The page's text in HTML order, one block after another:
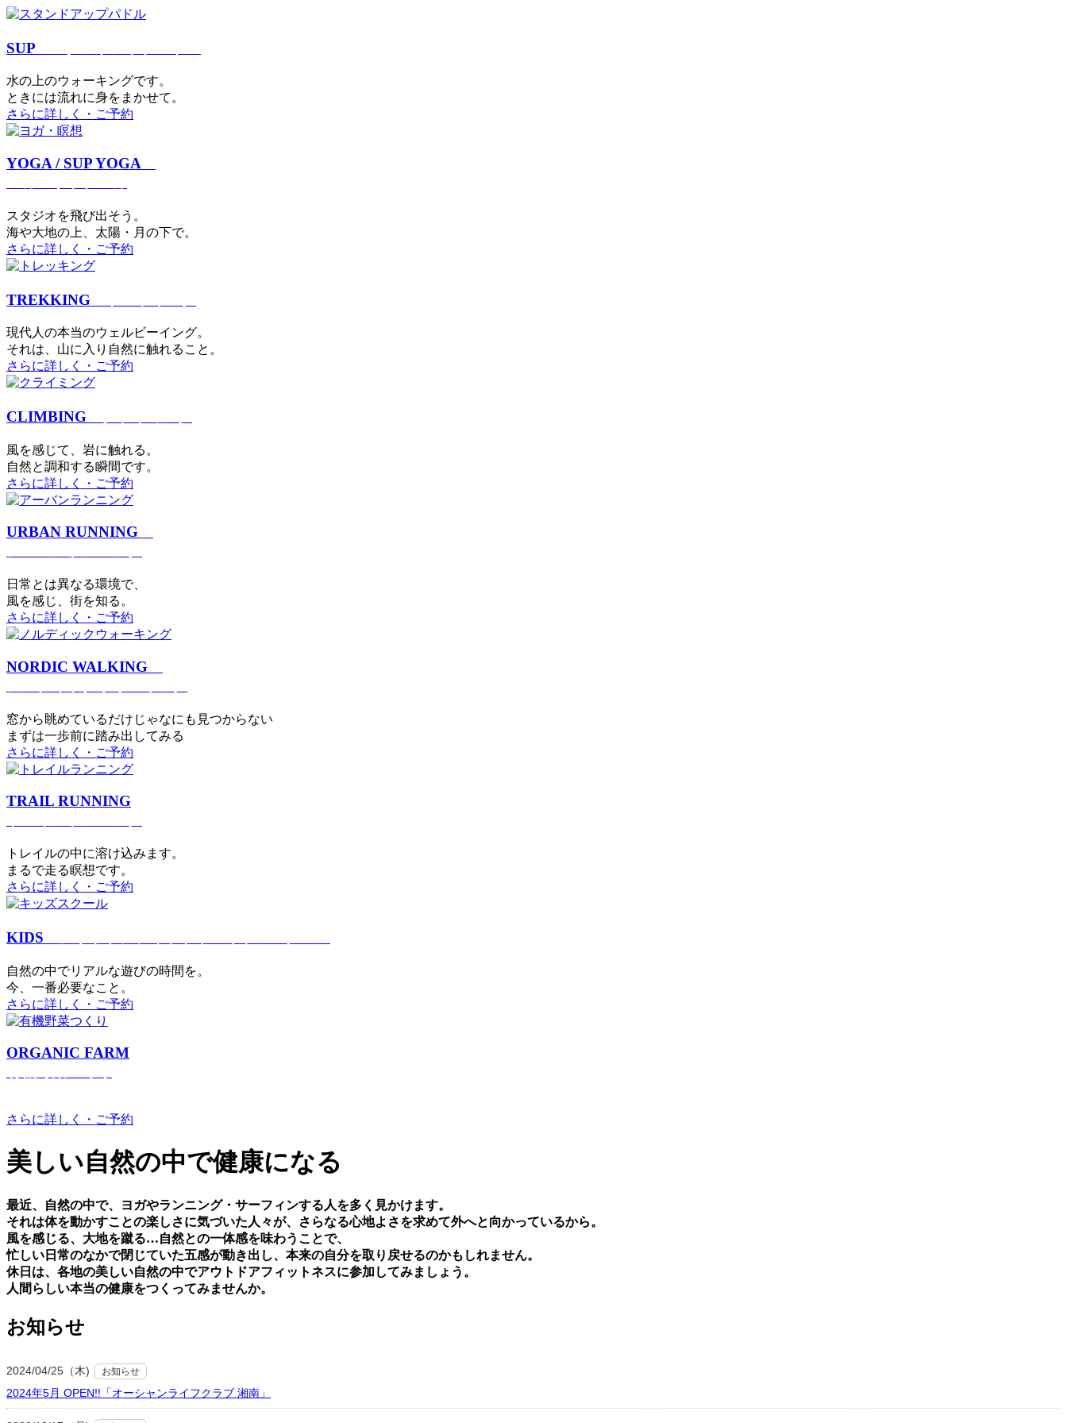
SUP
⽔の上のウォーキングです。
ときには流れに身をまかせて。
さらに詳しく・ご予約
YOGA / SUP YOGA
スタジオを⾶び出そう。
海や大地の上、太陽・⽉の下で。
さらに詳しく・ご予約
TREKKING
現代⼈の本当のウェルビーイング。
それは、⼭に⼊り⾃然に触れること。
さらに詳しく・ご予約
CLIMBING
⾵を感じて、岩に触れる。
⾃然と調和する瞬間です。
さらに詳しく・ご予約
URBAN RUNNING
日常とは異なる環境で、
風を感じ、街を知る。
さらに詳しく・ご予約
NORDIC WALKING
窓から眺めているだけじゃなにも見つからない
まずは一歩前に踏み出してみる
さらに詳しく・ご予約
TRAIL RUNNING
トレイルの中に溶け込みます。
まるで⾛る瞑想です。
さらに詳しく・ご予約
KIDS
⾃然の中でリアルな遊びの時間を。
今、⼀番必要なこと。
さらに詳しく・ご予約
ORGANIC FARM
さらに詳しく・ご予約
美しい⾃然の中で健康になる
最近、⾃然の中で、ヨガやランニング・サーフィンする⼈を多く⾒かけます。
それは体を動かすことの楽しさに気づいた⼈々が、さらなる⼼地よさを求めて外へと向かっているから。
⾵を感じる、⼤地を蹴る…⾃然との⼀体感を味わうことで、
忙しい⽇常のなかで閉じていた五感が動き出し、本来の⾃分を取り戻せるのかもしれません。
休⽇は、各地の美しい⾃然の中でアウトドアフィットネスに参加してみましょう。
⼈間らしい本当の健康をつくってみませんか。
お知らせ
2024/04/25（木) お知らせ
2024年5月 OPEN!!「オーシャンライフクラブ 湘南」